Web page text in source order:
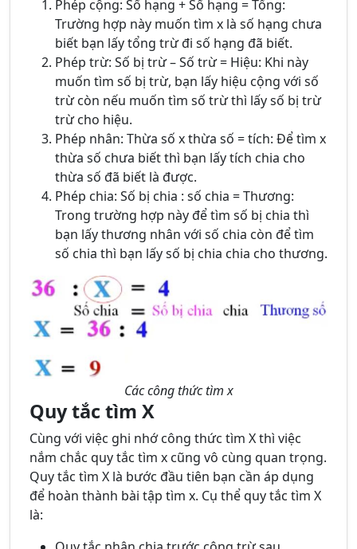
Phép cộng: Số hạng + Số hạng = Tổng:
Trường hợp này muốn tìm x là số hạng chưa
biết bạn lấy tổng trừ đi số hạng đã biết.
Phép trừ: Số bị trừ – Số trừ = Hiệu: Khi này
muốn tìm số bị trừ, bạn lấy hiệu cộng với số
trừ còn nếu muốn tìm số trừ thì lấy số bị trừ
trừ cho hiệu.
Phép nhân: Thừa số x thừa số = tích: Để tìm x
thừa số chưa biết thì bạn lấy tích chia cho
thừa số đã biết là được.
Phép chia: Số bị chia : số chia = Thương:
Trong trường hợp này để tìm số bị chia thì
bạn lấy thương nhân với số chia còn để tìm
số chia thì bạn lấy số bị chia chia cho thương.
Các công thức tìm x
Quy tắc tìm X
Cùng với việc ghi nhớ công thức tìm X thì việc
nắm chắc quy tắc tìm x cũng vô cùng quan trọng.
Quy tắc tìm X là bước đầu tiên bạn cần áp dụng
để hoàn thành bài tập tìm x. Cụ thể quy tắc tìm X
là: